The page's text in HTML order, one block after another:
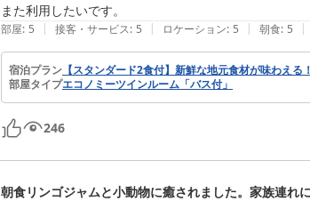
また利用したいです。
部屋: 5 | 接客・サービス: 5 | ロケーション: 5 | 朝食: 5 |
宿泊プラン 【スタンダード2食付】新鮮な地元食材が味わえ
部屋タイプエコノミーツインルーム「バス付」
246
朝食リンゴジャムと小動物に癒されました。家族連れ